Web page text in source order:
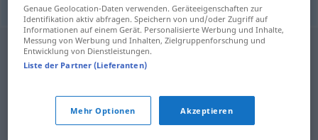
Genaue Geolocation-Daten verwenden. Geräteeigenschaften zur
Identifikation aktiv abfragen. Speichern von und/oder Zugriff auf
Informationen auf einem Gerät. Personalisierte Werbung und Inhalte,
Messung von Werbung und Inhalten, Zielgruppenforschung und
Entwicklung von Dienstleistungen.
Liste der Partner (Lieferanten)
Mehr Optionen Akzeptieren